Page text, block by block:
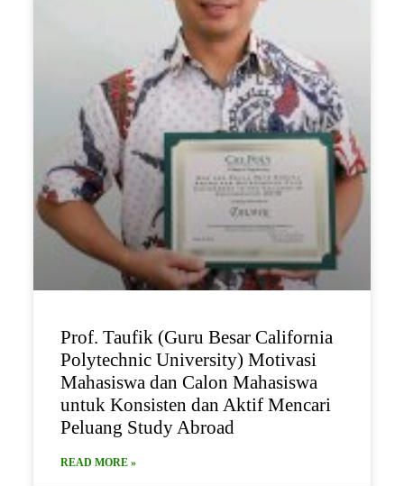
Prof. Taufik (Guru Besar California
Polytechnic University) Motivasi
Mahasiswa dan Calon Mahasiswa
untuk Konsisten dan Aktif Mencari
Peluang Study Abroad
READ MORE »